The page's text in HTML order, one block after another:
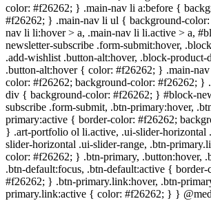
color: #f26262; } .main-nav li a:before {
#f26262; } .main-nav li ul { background-
nav li li:hover > a, .main-nav li li.active > a,
newsletter-subscribe .form-submit:hover,
.add-wishlist .button-alt:hover, .block-product-
.button-alt:hover { color: #f26262; } .main-
color: #f26262; background-color: #f26262; }
div { background-color: #f26262; } #block-
subscribe .form-submit, .btn-primary:hover,
primary:active { border-color: #f26262;
} .art-portfolio ol li.active, .ui-slider-horizontal
slider-horizontal .ui-slider-range, .btn-
color: #f26262; } .btn-primary, .button:hover,
.btn-default:focus, .btn-default:active { border-
#f26262; } .btn-primary.link:hover, .btn-
primary.link:active { color: #f26262; } }